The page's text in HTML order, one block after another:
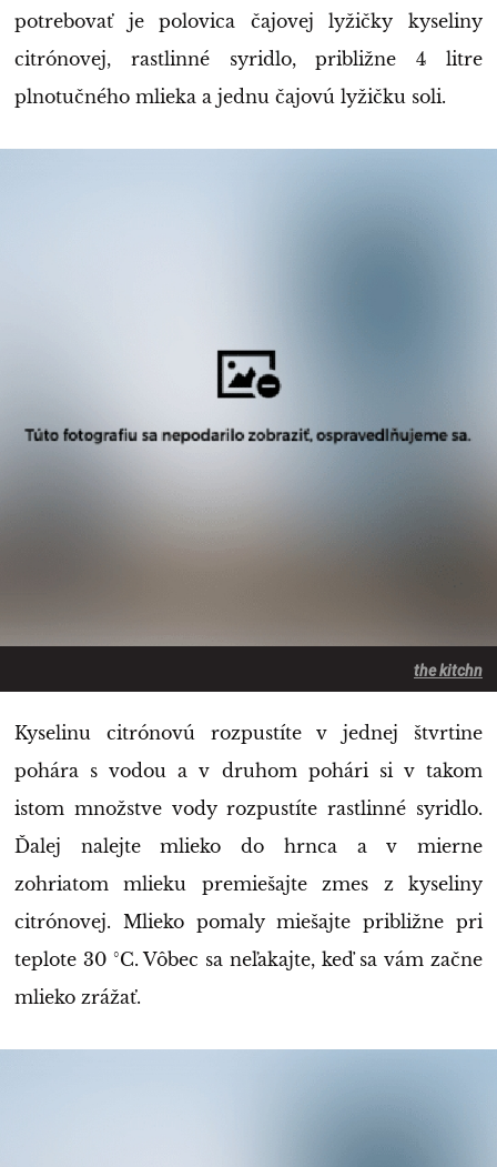
potrebovať je polovica čajovej lyžičky kyseliny
citrónovej, rastlinné syridlo, približne 4 litre
plnotučného mlieka a jednu čajovú lyžičku soli.
the kitchn
Kyselinu citrónovú rozpustíte v jednej štvrtine
pohára s vodou a v druhom pohári si v takom
istom množstve vody rozpustíte rastlinné syridlo.
Ďalej nalejte mlieko do hrnca a v mierne
zohriatom mlieku premiešajte zmes z kyseliny
citrónovej. Mlieko pomaly miešajte približne pri
teplote 30 °C. Vôbec sa neľakajte, keď sa vám začne
mlieko zrážať.